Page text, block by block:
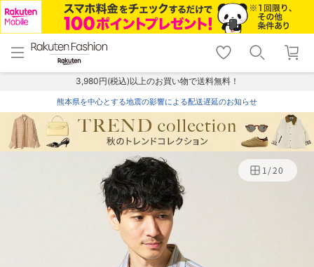
menu home
トップ
shopping_cart lock_outline
ログイン
3,980円(税込)以上のお買い物で送料無料！
熊本県を中心とする地震の影響による配送遅延のお知らせ
1/20